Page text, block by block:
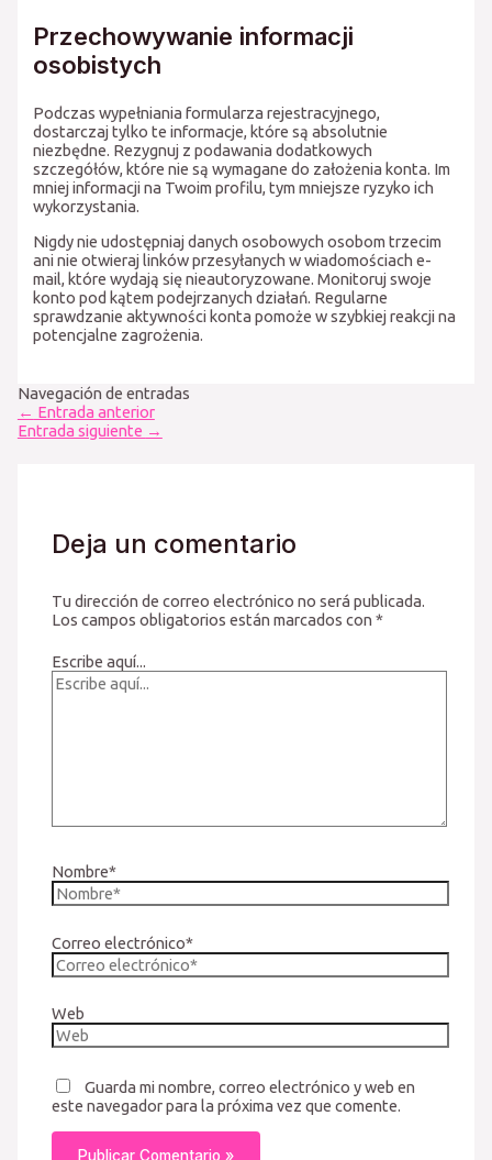
Przechowywanie informacji
osobistych
Podczas wypełniania formularza rejestracyjnego,
dostarczaj tylko te informacje, które są absolutnie
niezbędne. Rezygnuj z podawania dodatkowych
szczegółów, które nie są wymagane do założenia konta. Im
mniej informacji na Twoim profilu, tym mniejsze ryzyko ich
wykorzystania.
Nigdy nie udostępniaj danych osobowych osobom trzecim
ani nie otwieraj linków przesyłanych w wiadomościach e-
mail, które wydają się nieautoryzowane. Monitoruj swoje
konto pod kątem podejrzanych działań. Regularne
sprawdzanie aktywności konta pomoże w szybkiej reakcji na
potencjalne zagrożenia.
Navegación de entradas
← Entrada anterior
Entrada siguiente →
Deja un comentario
Tu dirección de correo electrónico no será publicada.
Los campos obligatorios están marcados con*
Escribe aquí...
Nombre*
Correo electrónico*
Web
Guarda mi nombre, correo electrónico y web en
este navegador para la próxima vez que comente.